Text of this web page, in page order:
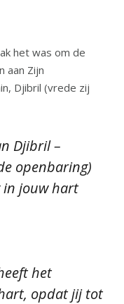
het was om de
aan Zijn
Djibril (vrede zij
Djibril –
openbaring)
in jouw hart
het
opdat jij tot